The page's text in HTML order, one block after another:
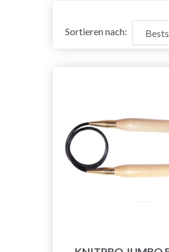
Sortieren nach: